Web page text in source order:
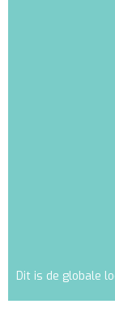
Dit is de globale